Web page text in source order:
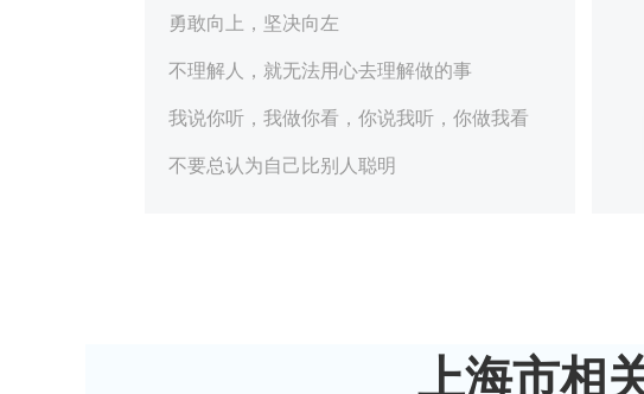
勇敢向上，坚决向左
不理解人，就无法用心去理解做的事
我说你听，我做你看，你说我听，你做我看
不要总认为自己比别人聪明
上海市相